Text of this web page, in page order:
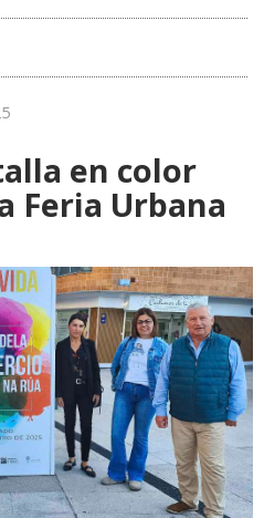
en color
Feria Urbana